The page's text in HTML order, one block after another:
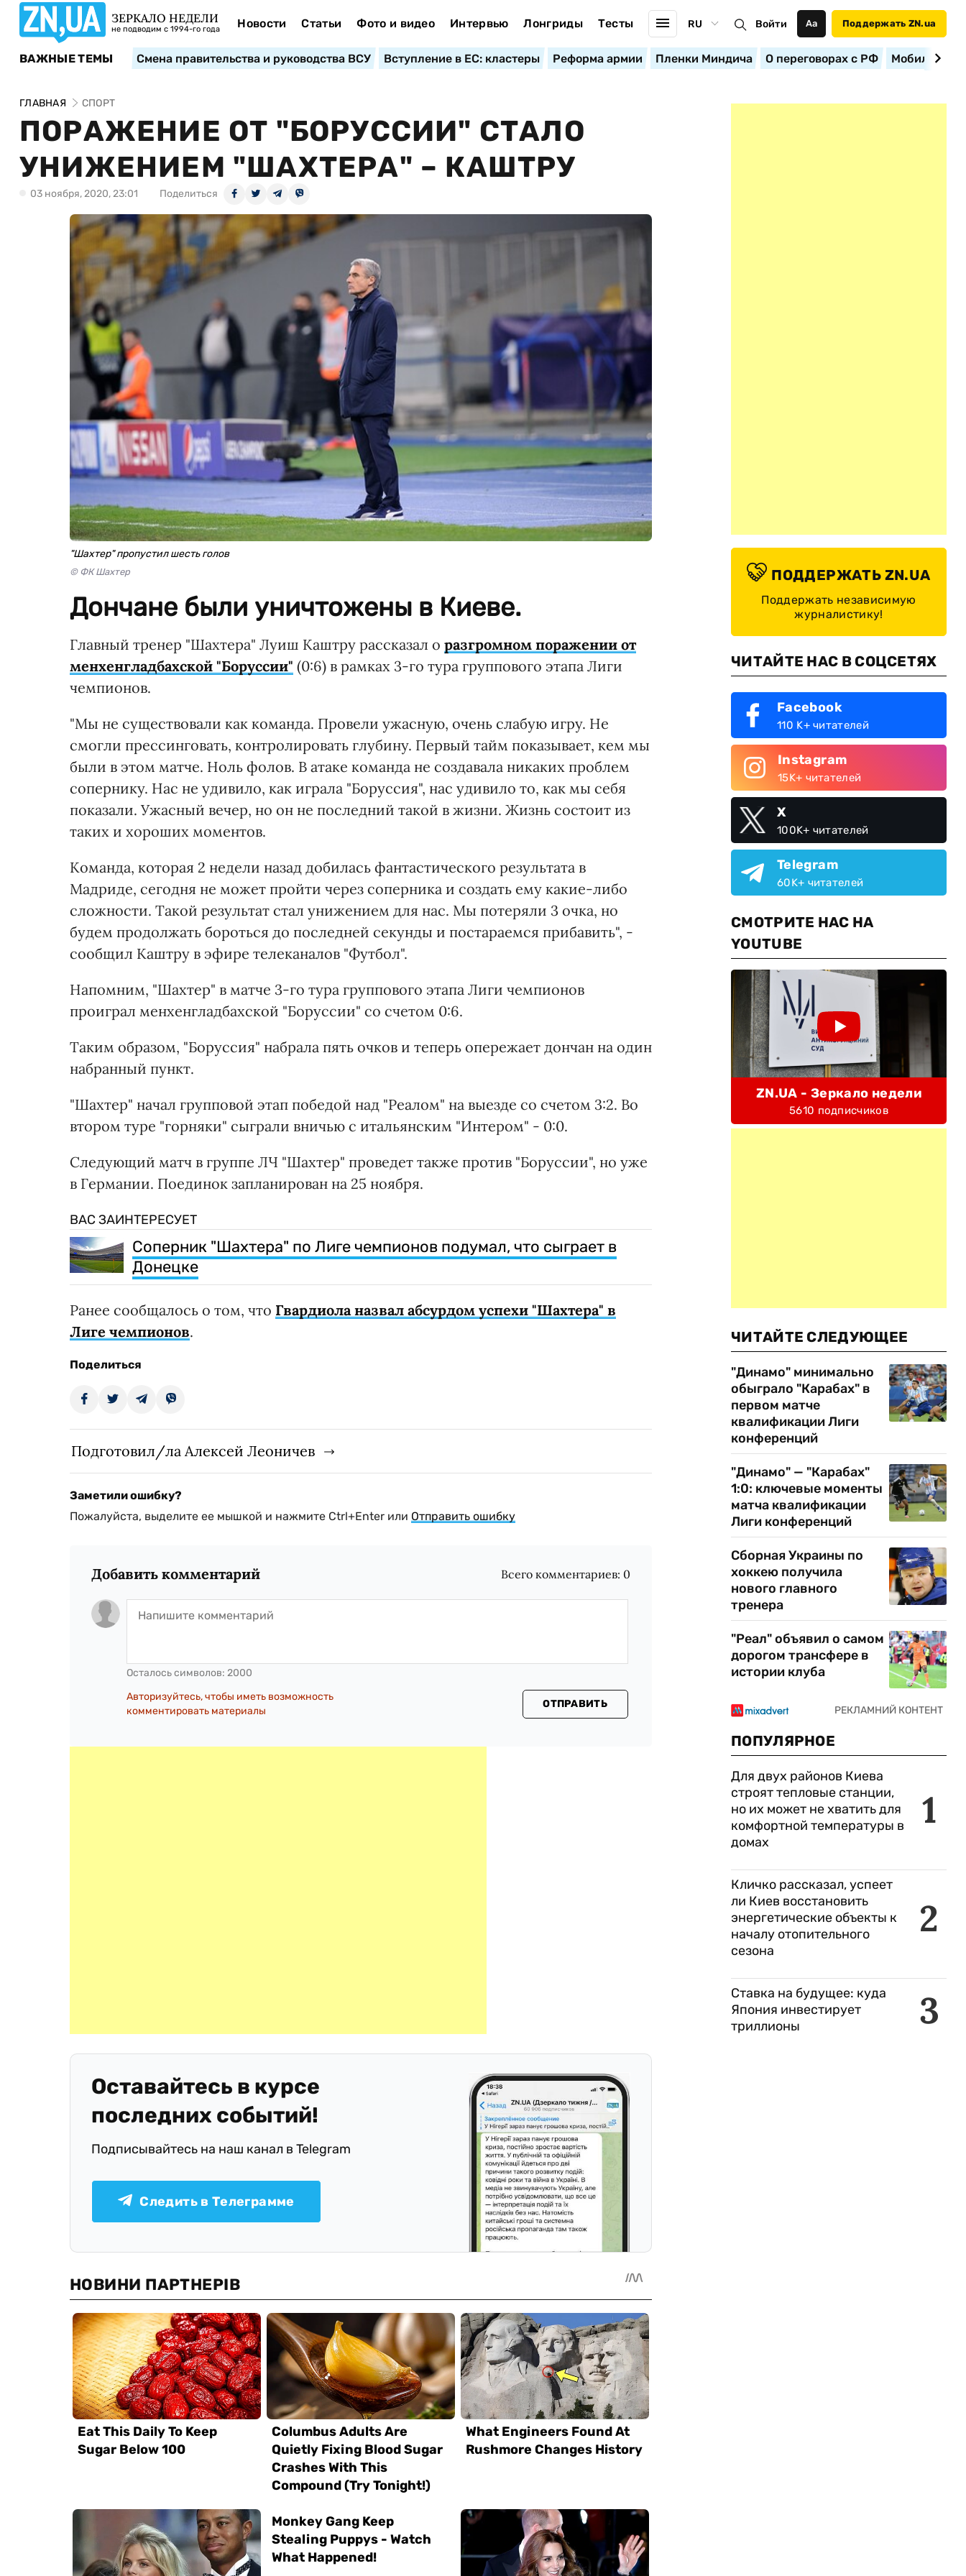
ЗЕРКАЛО НЕДЕЛИ
не подводим с 1994-го года Новости Статьи Фото и видео Интервью Лонгриды Тесты RU Войти Аа Поддержать ZN.ua
ВАЖНЫЕ ТЕМЫ Смена правительства и руководства ВСУ Вступление в ЕС: кластеры Реформа армии Пленки Миндича О переговорах с РФ
ГЛАВНАЯ СПОРТ
ПОРАЖЕНИЕ ОТ "БОРУССИИ" СТАЛО
УНИЖЕНИЕМ "ШАХТЕРА" – КАШТРУ
03 ноября, 2020, 23:01 Поделиться
"Шахтер" пропустил шесть голов
© ФК Шахтер
Дончане были уничтожены в Киеве.
Главный тренер "Шахтера" Луиш Каштру рассказал о разгромном поражении от
менхенгладбахской "Боруссии" (0:6) в рамках 3-го тура группового этапа Лиги
чемпионов.
"Мы не существовали как команда. Провели ужасную, очень слабую игру. Не
смогли прессинговать, контролировать глубину. Первый тайм показывает, кем мы
были в этом матче. Ноль фолов. В атаке команда не создавала никаких проблем
сопернику. Нас не удивило, как играла "Боруссия", нас удивило то, как мы себя
показали. Ужасный вечер, но он не последний такой в жизни. Жизнь состоит из
таких и хороших моментов.
Команда, которая 2 недели назад добилась фантастического результата в
Мадриде, сегодня не может пройти через соперника и создать ему какие-либо
сложности. Такой результат стал унижением для нас. Мы потеряли 3 очка, но
будем продолжать бороться до последней секунды и постараемся прибавить", -
сообщил Каштру в эфире телеканалов "Футбол".
Напомним, "Шахтер" в матче 3-го тура группового этапа Лиги чемпионов
проиграл менхенгладбахской "Боруссии" со счетом 0:6.
Таким образом, "Боруссия" набрала пять очков и теперь опережает дончан на один
набранный пункт.
"Шахтер" начал групповой этап победой над "Реалом" на выезде со счетом 3:2. Во
втором туре "горняки" сыграли вничью с итальянским "Интером" - 0:0.
Следующий матч в группе ЛЧ "Шахтер" проведет также против "Боруссии", но уже
в Германии. Поединок запланирован на 25 ноября.
ВАС ЗАИНТЕРЕСУЕТ
Соперник "Шахтера" по Лиге чемпионов подумал, что сыграет в
Донецке
Ранее сообщалось о том, что Гвардиола назвал абсурдом успехи "Шахтера" в
Лиге чемпионов.
Поделиться
Подготовил/ла Алексей Леоничев
Заметили ошибку?
Пожалуйста, выделите ее мышкой и нажмите Ctrl+Enter или Отправить ошибку
Добавить комментарий Всего комментариев: 0
Осталось символов: 2000
Авторизуйтесь, чтобы иметь возможность
комментировать материалы
ОТПРАВИТЬ
Оставайтесь в курсе
последних событий!
Подписывайтесь на наш канал в Telegram
Следить в Телеграмме
ПОДДЕРЖАТЬ ZN.UA
Поддержать независимую
журналистику!
ЧИТАЙТЕ НАС В СОЦСЕТЯХ
Facebook
110 K+ читателей
Instagram
15K+ читателей
X
100K+ читателей
Telegram
60K+ читателей
СМОТРИТЕ НАС НА
YOUTUBE
ZN.UA - Зеркало недели
5610 подписчиков
ЧИТАЙТЕ СЛЕДУЮЩЕЕ
"Динамо" минимально
обыграло "Карабах" в
первом матче
квалификации Лиги
конференций
"Динамо" — "Карабах"
1:0: ключевые моменты
матча квалификации
Лиги конференций
Сборная Украины по
хоккею получила
нового главного
тренера
"Реал" объявил о самом
дорогом трансфере в
истории клуба
ПОПУЛЯРНОЕ
1
Для двух районов Киева
строят тепловые станции,
но их может не хватить для
комфортной температуры в
домах
2
Кличко рассказал, успеет
ли Киев восстановить
энергетические объекты к
началу отопительного
сезона
3
Ставка на будущее: куда
Япония инвестирует
триллионы